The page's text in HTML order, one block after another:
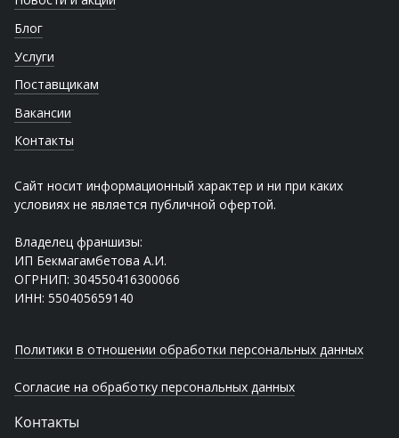
Блог
Услуги
Поставщикам
Вакансии
Контакты
Сайт носит информационный характер и ни при каких
условиях не является публичной офертой.
Владелец франшизы:
ИП Бекмагамбетова А.И.
ОГРНИП: 304550416300066
ИНН: 550405659140
Политики в отношении обработки персональных данных
Согласие на обработку персональных данных
Контакты